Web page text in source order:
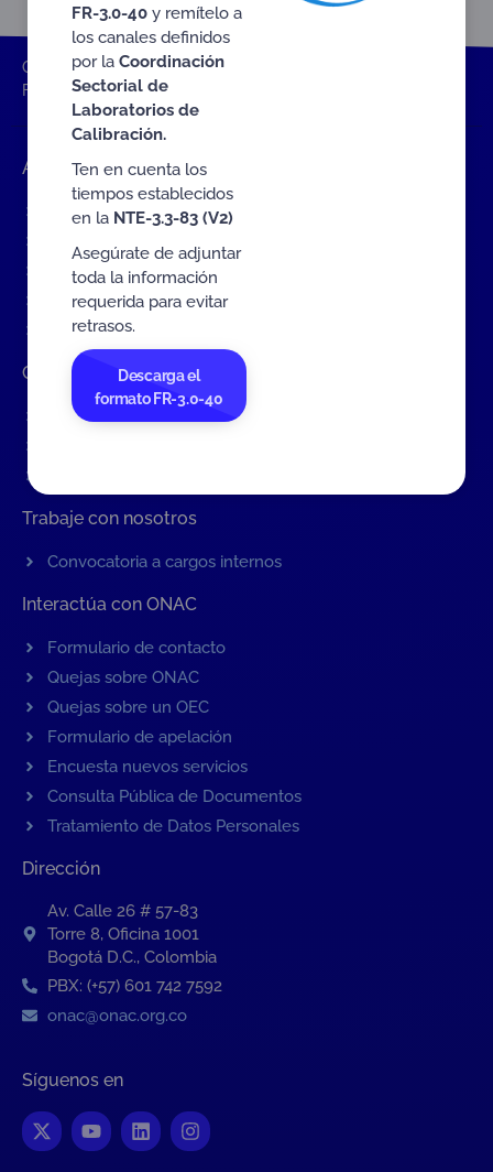
ONAC Inicio ONAC Documentos
FR-3.3-96 V2
Accesos rápidos
Eventos
Servicios de ONAC
Acredítate con ONAC
Documentos
Contratación de Bienes y Servicios
Contratación de bienes y servicios
Trabaje con nosotros
Convocatoria a cargos internos
Interactúa con ONAC
Formulario de contacto
Quejas sobre ONAC
Quejas sobre un OEC
Formulario de apelación
Encuesta nuevos servicios
Consulta Pública de Documentos
Tratamiento de Datos Personales
Dirección
Av. Calle 26 # 57-83
Torre 8, Oficina 1001
Bogotá D.C., Colombia
PBX: (+57) 601 742 7592
onac@onac.org.co
Síguenos en
FR-3.0-40y remítelo a
los canales definidos
por la Coordinación
Sectorial de
Laboratorios de
Calibración.
Ten en cuenta los
tiempos establecidos
en la NTE-3.3-83 (V2)
Asegúrate de adjuntar
toda la información
requerida para evitar
retrasos.
Descarga el
formato FR-3.0-40